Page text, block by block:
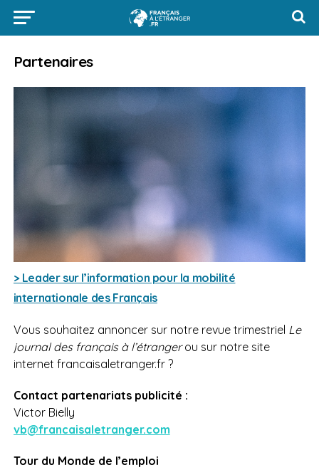
Partenaires
> Leader sur l’information pour la mobilité
internationale des Français
Vous souhaitez annoncer sur notre revue trimestriel Le
journal des français à l’étrangerou sur notre site
internet francaisaletranger.fr ?
Contact partenariats publicité :
Victor Bielly
vb@francaisaletranger.com
Tour du Monde de l’emploi